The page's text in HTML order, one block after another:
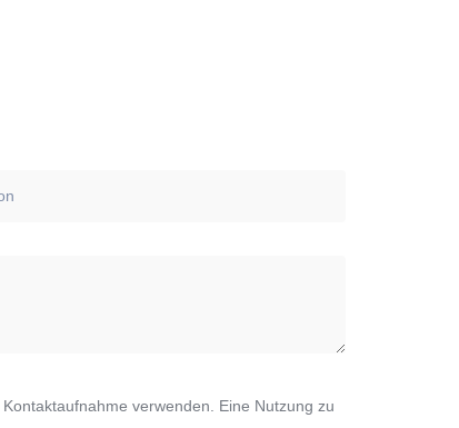
verwenden. Eine Nutzung zu